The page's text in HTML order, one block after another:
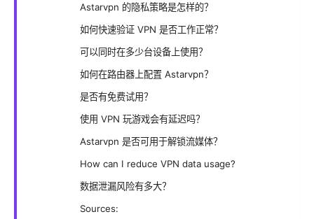
Astarvpn 的隐私策略是怎样的？
如何快速验证 VPN 是否工作正常？
可以同时在多少台设备上使用？
如何在路由器上配置 Astarvpn？
是否有免费试用？
使用 VPN 玩游戏会有延迟吗？
Astarvpn 是否可用于解锁流媒体？
How can I reduce VPN data usage?
数据泄漏风险有多大？
Sources: